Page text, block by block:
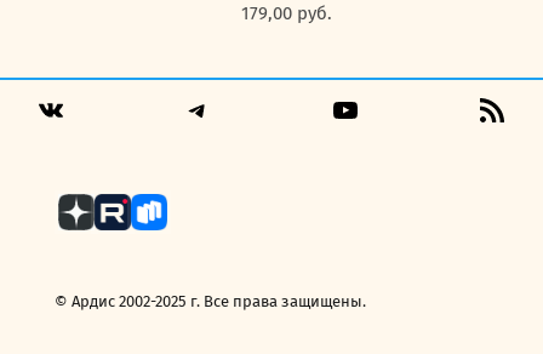
179,00 руб.
© Ардис 2002-2025 г. Все права защищены.